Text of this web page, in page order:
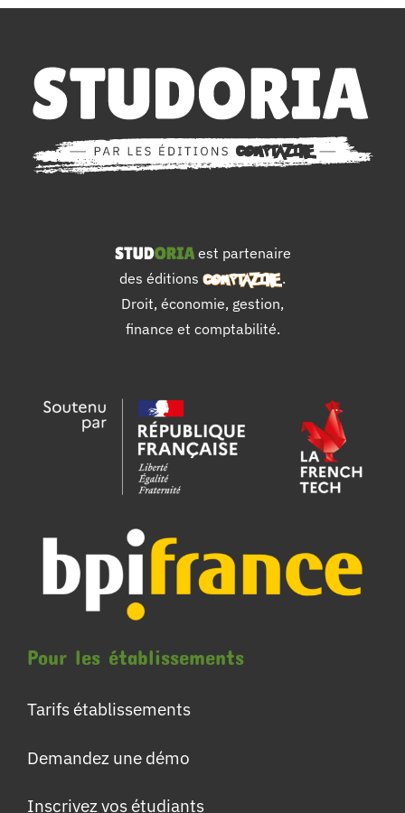
est partenaire
des éditions
.
Droit, économie, gestion,
finance et comptabilité.
Pour les établissements
Tarifs établissements
Demandez une démo
Inscrivez vos étudiants